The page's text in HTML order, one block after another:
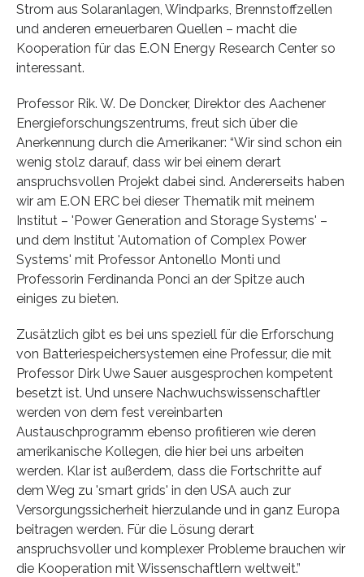
Strom aus Solaranlagen, Windparks, Brennstoffzellen
und anderen erneuerbaren Quellen – macht die
Kooperation für das E.ON Energy Research Center so
interessant.
Professor Rik. W. De Doncker, Direktor des Aachener
Energieforschungszentrums, freut sich über die
Anerkennung durch die Amerikaner: “Wir sind schon ein
wenig stolz darauf, dass wir bei einem derart
anspruchsvollen Projekt dabei sind. Andererseits haben
wir am E.ON ERC bei dieser Thematik mit meinem
Institut – 'Power Generation and Storage Systems' –
und dem Institut 'Automation of Complex Power
Systems' mit Professor Antonello Monti und
Professorin Ferdinanda Ponci an der Spitze auch
einiges zu bieten.
Zusätzlich gibt es bei uns speziell für die Erforschung
von Batteriespeichersystemen eine Professur, die mit
Professor Dirk Uwe Sauer ausgesprochen kompetent
besetzt ist. Und unsere Nachwuchswissenschaftler
werden von dem fest vereinbarten
Austauschprogramm ebenso profitieren wie deren
amerikanische Kollegen, die hier bei uns arbeiten
werden. Klar ist außerdem, dass die Fortschritte auf
dem Weg zu 'smart grids' in den USA auch zur
Versorgungssicherheit hierzulande und in ganz Europa
beitragen werden. Für die Lösung derart
anspruchsvoller und komplexer Probleme brauchen wir
die Kooperation mit Wissenschaftlern weltweit.”